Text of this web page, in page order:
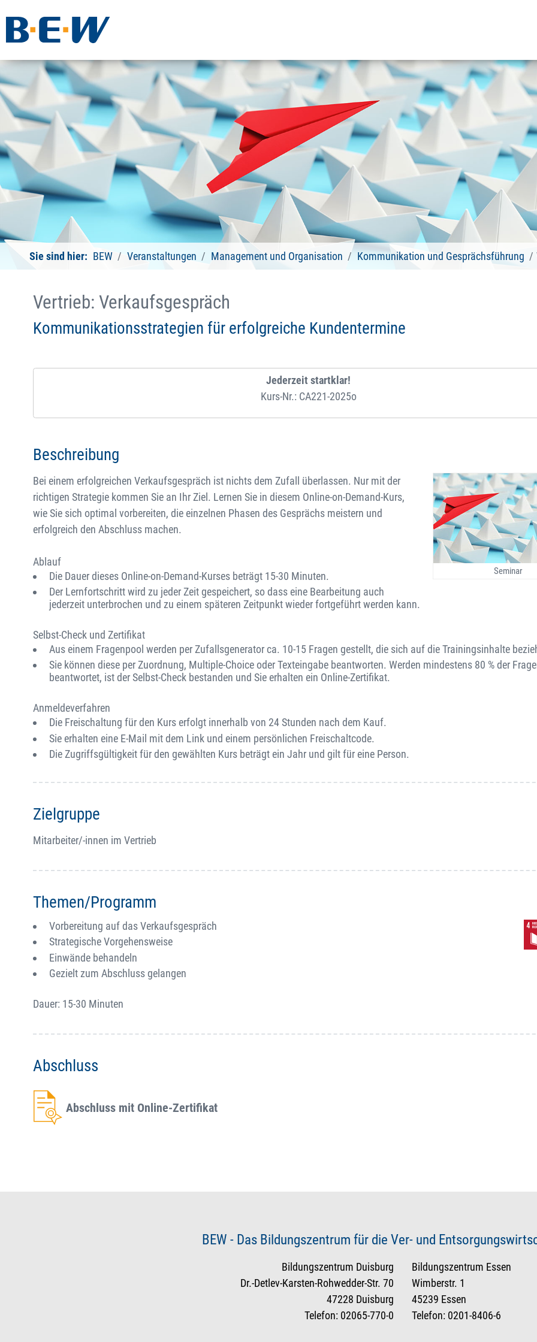
Sie sind hier: BEW Veranstaltungen Management und Organisation Kommunikation und Gesprächsführung
Vertrieb: Verkaufsgespräch
Kommunikationsstrategien für erfolgreiche Kundentermine
Jederzeit startklar!
Kurs-Nr.: CA221-2025o
Beschreibung
Seminar
Bei einem erfolgreichen Verkaufsgespräch ist nichts dem Zufall überlassen. Nur mit der
richtigen Strategie kommen Sie an Ihr Ziel. Lernen Sie in diesem Online-on-Demand-Kurs,
wie Sie sich optimal vorbereiten, die einzelnen Phasen des Gesprächs meistern und
erfolgreich den Abschluss machen.
Ablauf
Die Dauer dieses Online-on-Demand-Kurses beträgt 15-30 Minuten.
Der Lernfortschritt wird zu jeder Zeit gespeichert, so dass eine Bearbeitung auch
jederzeit unterbrochen und zu einem späteren Zeitpunkt wieder fortgeführt werden kann.
Selbst-Check und Zertifikat
Aus einem Fragenpool werden per Zufallsgenerator ca. 10-15 Fragen gestellt, die sich auf die Trainingsinhalte
Sie können diese per Zuordnung, Multiple-Choice oder Texteingabe beantworten. Werden mindestens 80 % der
beantwortet, ist der Selbst-Check bestanden und Sie erhalten ein Online-Zertifikat.
Anmeldeverfahren
Die Freischaltung für den Kurs erfolgt innerhalb von 24 Stunden nach dem Kauf.
Sie erhalten eine E-Mail mit dem Link und einem persönlichen Freischaltcode.
Die Zugriffsgültigkeit für den gewählten Kurs beträgt ein Jahr und gilt für eine Person.
Zielgruppe
Mitarbeiter/-innen im Vertrieb
Themen/Programm
Vorbereitung auf das Verkaufsgespräch
Strategische Vorgehensweise
Einwände behandeln
Gezielt zum Abschluss gelangen
Dauer: 15-30 Minuten
Abschluss
Abschluss mit Online-Zertifikat
BEW - Das Bildungszentrum für die Ver- und
Bildungszentrum Duisburg
Dr.-Detlev-Karsten-Rohwedder-Str. 70
47228 Duisburg
Telefon: 02065-770-0
Bildungszentrum Essen
Wimberstr. 1
45239 Essen
Telefon: 0201-8406-6